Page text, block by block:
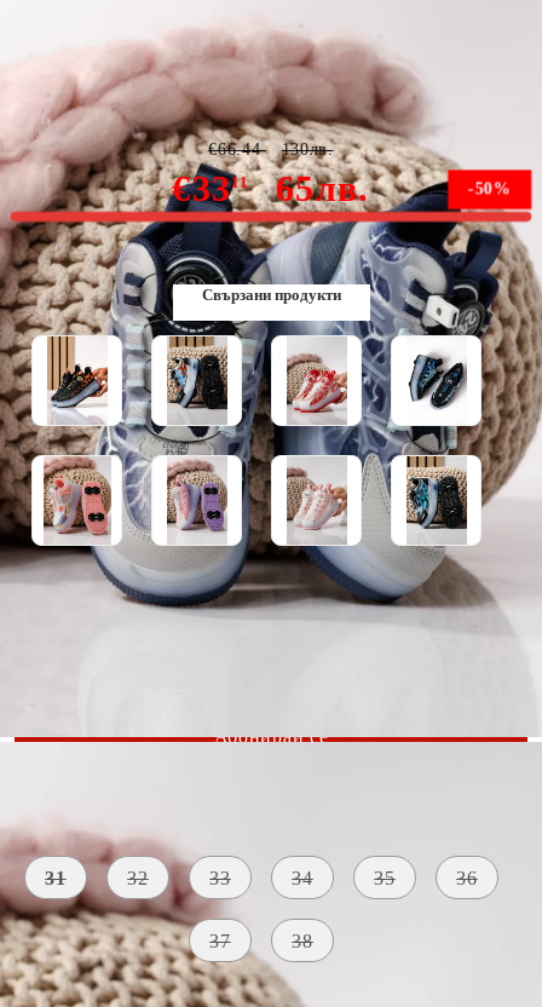
Маратонки с колелца сини от текстилен материал
Carla #24394
-50%
€3311 65лв.
€66.44 130лв.
Няма наличност
Свързани продукти
Размер:
31 32 33 34 35 36
37 38
Уведомете ме, когато е налично